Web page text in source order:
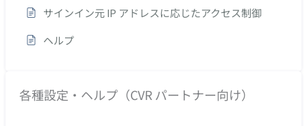
サインイン元 IP アドレスに応じたアクセス制御
ヘルプ
各種設定・ヘルプ（CVR パートナー向け）